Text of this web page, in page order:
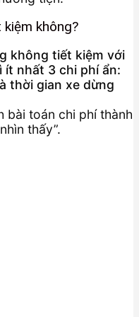
không?
không tiết kiệm với
ít nhất 3 chi phí ẩn:
thời gian xe dừng
bài toán chi phí thành
thấy”.